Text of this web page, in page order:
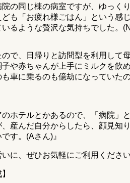
院の同じ棟の病室ですが、ゆっく
も「お疲れ様ごはん」という感
るような贅沢な気持ちでした。
ので、日帰りと訪問型を利用して
や赤ちゃんが上手にミルクを飲
も車に乗るのも億劫になっていた
のホテルとかあるので、「病院」
産んだ自分からしたら、顔見知
す。(Aさん)』
に、ぜひお気軽にご利用くださ
】